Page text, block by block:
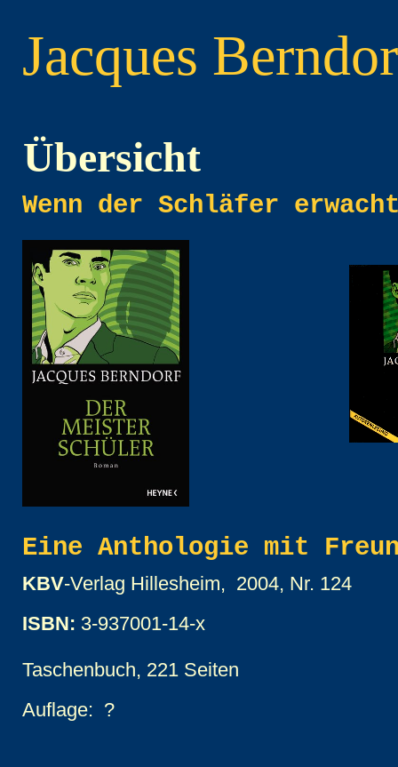
Jacques
Übersicht
Wenn der Schläfer
Eine Anthologie mit
KBV-Verlag Hillesheim, 2004, Nr. 124
ISBN: 3-937001-14-x
Taschenbuch, 221 Seiten
Auflage: ?